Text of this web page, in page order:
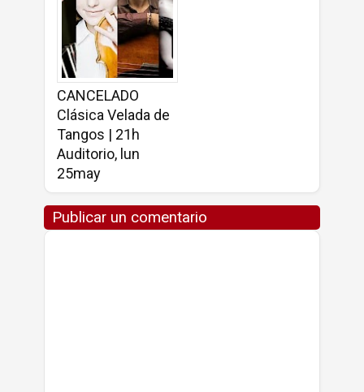
CANCELADO
Clásica Velada de
Tangos | 21h
Auditorio, lun
25may
Publicar un comentario